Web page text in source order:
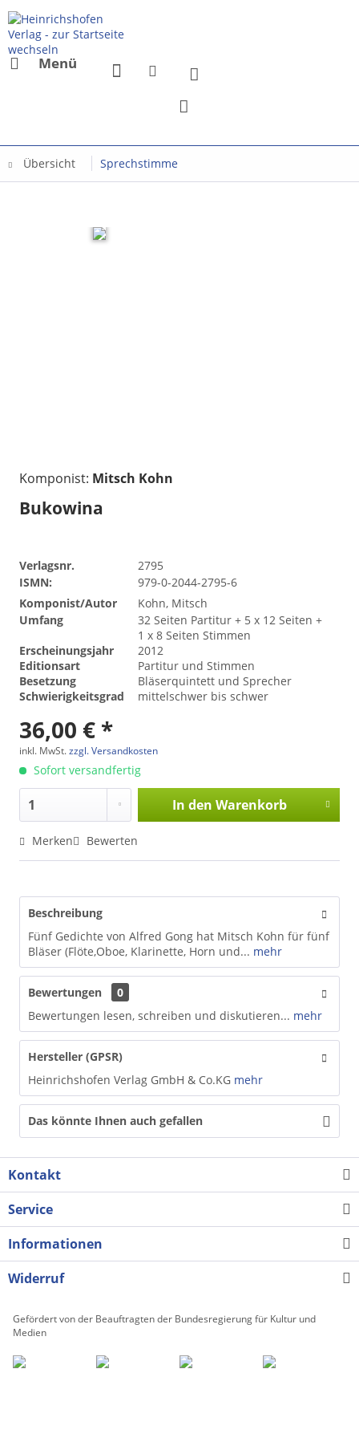
Menü
Übersicht Sprechstimme
Komponist: Mitsch Kohn
Bukowina
Verlagsnr.
2795
ISMN:
979-0-2044-2795-6
Komponist/Autor
Kohn, Mitsch
Umfang
32 Seiten Partitur + 5 x 12 Seiten +
1 x 8 Seiten Stimmen
Erscheinungsjahr
2012
Editionsart
Partitur und Stimmen
Besetzung
Bläserquintett und Sprecher
Schwierigkeitsgrad
mittelschwer bis schwer
36,00 € *
inkl. MwSt.zzgl. Versandkosten
Sofort versandfertig
In den Warenkorb
Merken Bewerten
Beschreibung
Fünf Gedichte von Alfred Gong hat Mitsch Kohn für fünf
Bläser (Flöte,Oboe, Klarinette, Horn und... mehr
Bewertungen
0
Bewertungen lesen, schreiben und diskutieren... mehr
Hersteller (GPSR)
Heinrichshofen Verlag GmbH & Co.KG mehr
Das könnte Ihnen auch gefallen
Kontakt
Service
Informationen
Widerruf
Gefördert von der Beauftragten der Bundesregierung für Kultur und
Medien